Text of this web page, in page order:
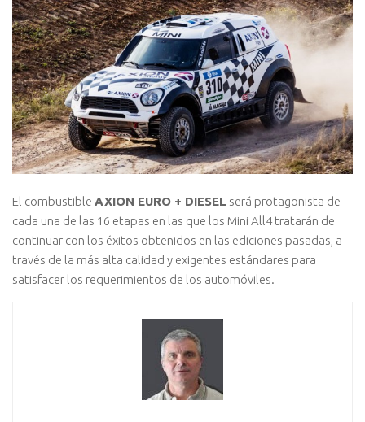
El combustible AXION EURO + DIESEL será protagonista de
cada una de las 16 etapas en las que los Mini All4 tratarán de
continuar con los éxitos obtenidos en las ediciones pasadas, a
través de la más alta calidad y exigentes estándares para
satisfacer los requerimientos de los automóviles.